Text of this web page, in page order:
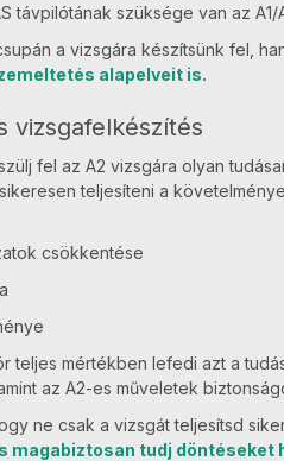
távpilótának szüksége van az A1/
a vizsgára készítsünk fel,
alapelveit is.
vizsgafelkészítés
fel az A2 vizsgára olyan
teljesíteni a
csökkentése
teljes mértékben lefedi azt a
az A2-es műveletek
ne csak a vizsgát teljesítsd
magabiztosan tudj döntéseket